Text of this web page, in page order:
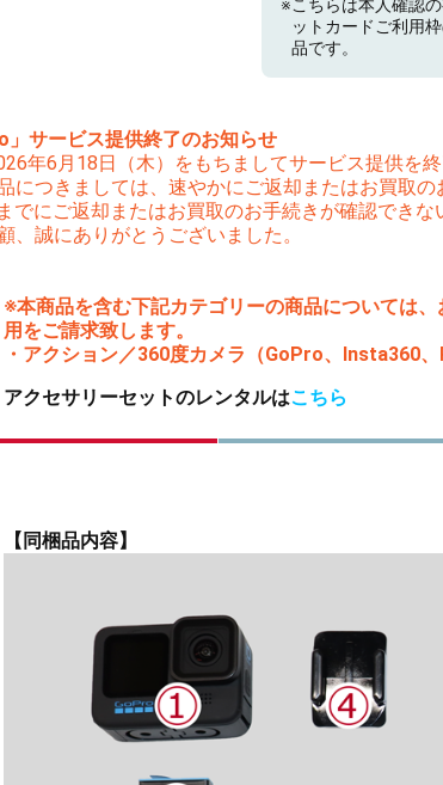
※こちらは本人確認
ットカードご利用
品です。
」サービス提供終了のお知らせ
年6月18日（木）をもちましてサービス提供を終
につきましては、速やかにご返却またはお買取の
でにご返却またはお買取のお手続きが確認でき
、誠にありがとうございました。
※本商品を含む下記カテゴリーの商品については
用をご請求致します。
・アクション／360度カメラ（GoPro、Insta360、
アクセサリーセットのレンタルはこちら
【同梱品内容】